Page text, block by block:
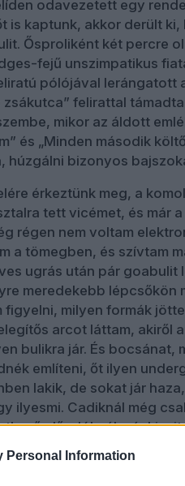
Personal Information
odavezetett egy
is kaptunk, akkor derült
Ősproliként két percre
fejű unszimpatikus
pólójával lerángatott
felirattal
mikor az áldott
és „Minden második
húzgálni bizonyos
érkeztünk meg, a
tett vicémet, és már
régen nem voltam
a tömegben, és szívtam
ugrás után pár goabulit
meredekebb lépcsőkön
milyen formák
arcot láttam, akiről
bulikra jár. És bocsánat,
említeni, őt ilyen
lakik, de sokat jár
ilyesmi. Cadiknál még
előadóknál már
is
lenne, én meg a